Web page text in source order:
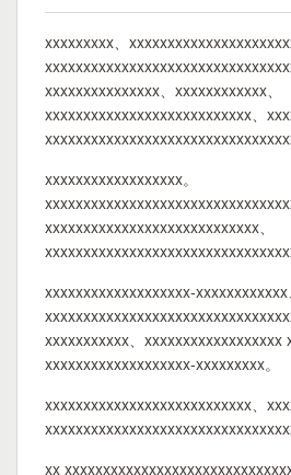
xxxxxxxxx、
xxxxxxxxxxxxxxx、xxxxxxxxxxxx、
xxxxxxxxxxxxxxxxxxxxxxxxxxx、
xxxxxxxxxxxxxxxxxx。
xxxxxxxxxxxxxxxxxxxxxxxxxxxx、
xxxxxxxxxxxxxxxxxxx-xxxxxxxxxxxx、
xxxxxxxxxxx、xxxxxxxxxxxxxxxxxx
xxxxxxxxxxxxxxxxxxx-xxxxxxxxx。
xxxxxxxxxxxxxxxxxxxxxxxxxxx、
xx